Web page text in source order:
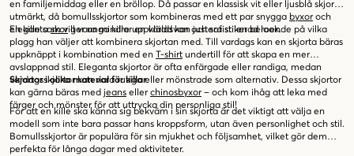
en familjemiddag eller en bröllop. Då passar en klassisk vit eller ljusblå skjorta
utmärkt, då bomullsskjortor som kombineras med ett par snygga byxor och
elegantaskorger unga killar en världsvan och sofistikerad look.
En kille som vill vara mindre uppklädd kan justera stilen beroende på vilka
plagg han väljer att kombinera skjortan med. Till vardags kan en skjorta bäras
uppknäppt i kombination med en T-shirt undertill för att skapa en mer
avslappnad stil. Eleganta skjortor är ofta enfärgade eller randiga, medan
vardagsskjortor kan vara rutiga eller mönstrade som alternativ. Dessa skjortor
kan gärna bäras med jeans eller chinosbyxor – och kom ihåg att leka med
färger och mönster för att uttrycka din personliga stil!
Skjortor i olika material för killar
För att en kille ska känna sig bekväm i sin skjorta är det viktigt att välja en
modell som inte bara passar hans kroppsform, utan även personlighet och stil.
Bomullsskjortor är populära för sin mjukhet och följsamhet, vilket gör dem
perfekta för långa dagar med aktiviteter.